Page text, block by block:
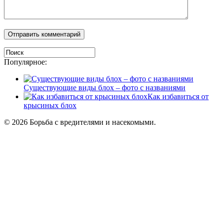
Популярное:
Существующие виды блох – фото с названиями
Как избавиться от
крысиных блох
© 2026 Борьба с вредителями и насекомыми.